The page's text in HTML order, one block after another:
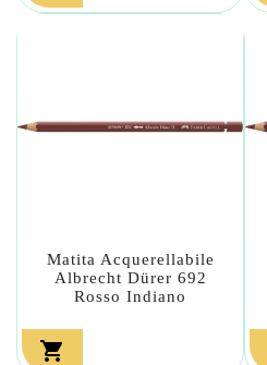
Matita Acquerellabile
Albrecht Dürer 692
Rosso Indiano
